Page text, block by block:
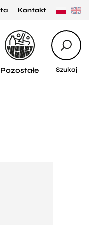
Kontakt
Szukaj
Pozostałe